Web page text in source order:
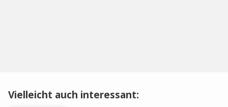
Vielleicht auch interessant: